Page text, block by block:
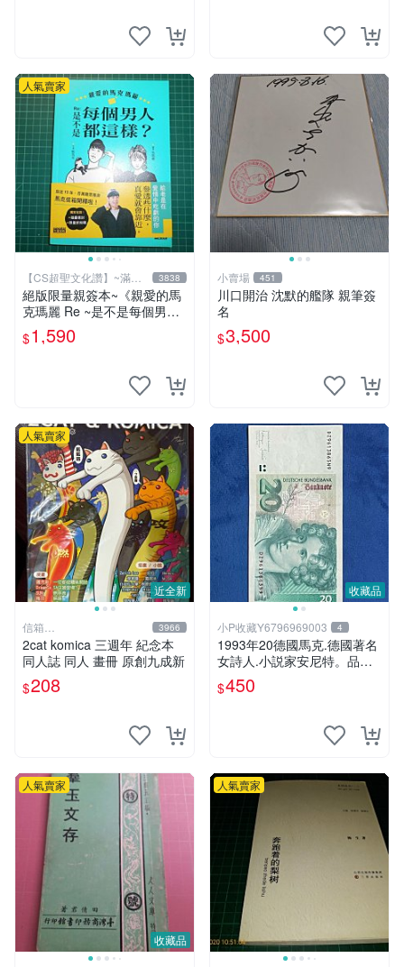
人氣賣家
【CS超聖文化讚】~滿千
元送運
3838
絕版限量親簽本~《親愛的馬
克瑪麗 Re ~是不是每個男人
都這樣？（附贈快速通關信
封）》附書腰 歐馬克 吳瑪麗
$1,590
小賣場 451
川口開治 沈默的艦隊 親筆簽
名
$3,500
近全新
人氣賣家
信箱
paul600510@yahoo.com.tw
3966
2cat komica 三週年 紀念本
同人誌 同人 畫冊 原創九成新
$208
收藏品
小P收藏Y6796969003 4
1993年20德國馬克.德國著名
女詩人.小説家安尼特。品相
如圖。
$450
收藏品
人氣賣家 人氣賣家